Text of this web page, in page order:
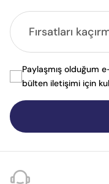
Paylaşmış olduğum
bülten iletişimi için